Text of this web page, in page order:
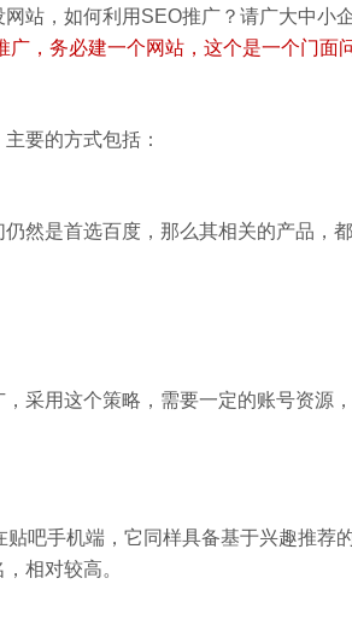
站，如何利用SEO推广？请广大中小
，务必建一个网站，这个是一个门面
要的方式包括：
然是首选百度，那么其相关的产品，
采用这个策略，需要一定的账号资源，
吧手机端，它同样具备基于兴趣推荐
相对较高。